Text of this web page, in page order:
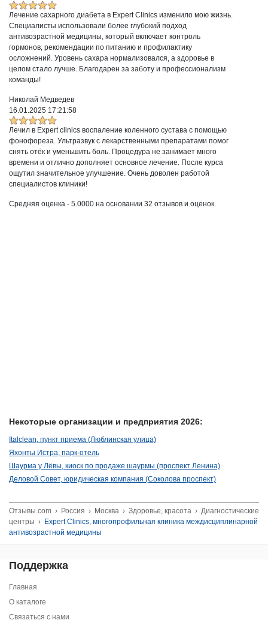
Лечение сахарного диабета в Expert Clinics изменило мою жизнь.
Специалисты использовали более глубокий подход
антивозрастной медицины, который включает контроль
гормонов, рекомендации по питанию и профилактику
осложнений. Уровень сахара нормализовался, а здоровье в
целом стало лучше. Благодарен за заботу и профессионализм
команды!
Николай Медведев
16.01.2025 17:21:58
Лечил в Expert clinics воспаление коленного сустава с помощью
фонофореза. Ультразвук с лекарственными препаратами помог
снять отёк и уменьшить боль. Процедура не занимает много
времени и отлично дополняет основное лечение. После курса
ощутил значительное улучшение. Очень доволен работой
специалистов клиники!
Средняя оценка - 5.0000 на основании 32 отзывов и оценок.
Некоторые организации и предприятия 2026:
Italclean, пункт приема (Люблинская улица)
Яхонты Истра, парк-отель
Шаурма у Лёвы, киоск по продаже шаурмы (проспект Ленина)
Деловой Совет, юридическая компания (Соколова проспект)
Отзывы.com › Россия › Москва › Здоровье, красота › Диагностические
центры › Expert Clinics, многопрофильная клиника междисциплинарной
антивозрастной медицины
Поддержка
Главная
О каталоге
Связаться с нами